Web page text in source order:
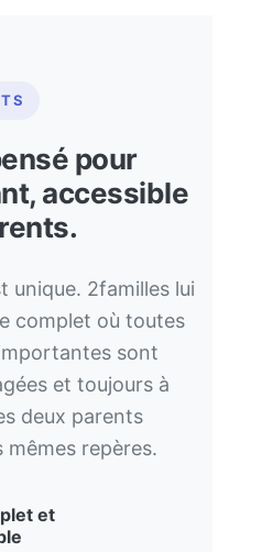
pour
accessible
unique. 2familles lui
complet où toutes
sont
et toujours à
deux parents
mêmes repères.
et